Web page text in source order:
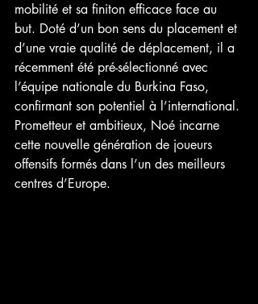
mobilité et sa finiton efficace face au
but. Doté d’un bon sens du placement et
d’une vraie qualité de déplacement, il a
récemment été pré-sélectionné avec
l’équipe nationale du Burkina Faso,
confirmant son potentiel à l’international.
Prometteur et ambitieux, Noé incarne
cette nouvelle génération de joueurs
offensifs formés dans l’un des meilleurs
centres d’Europe.